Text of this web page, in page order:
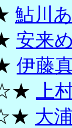
鮎川
安来
伊藤
上
大